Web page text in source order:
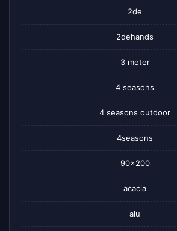
2de
2dehands
3 meter
4 seasons
4 seasons outdoor
4seasons
90×200
acacia
alu